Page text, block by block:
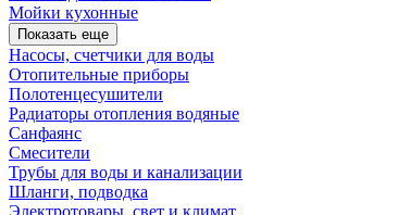
Мойки кухонные
Показать еще
Насосы, счетчики для воды
Отопительные приборы
Полотенцесушители
Радиаторы отопления водяные
Санфаянс
Смесители
Трубы для воды и канализации
Шланги, подводка
Электротовары, свет и климат